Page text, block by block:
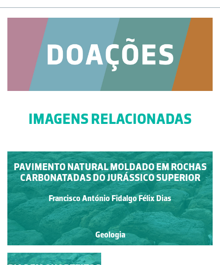
IMAGENS RELACIONADAS
PAVIMENTO NATURAL MOLDADO EM ROCHAS
CARBONATADAS DO JURÁSSICO SUPERIOR
Francisco António Fidalgo Félix Dias
Geologia